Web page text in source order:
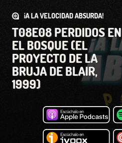
¡A LA VELOCIDAD ABSURDA!
T08E08 PERDIDOS EN
EL BOSQUE (EL
PROYECTO DE LA
BRUJA DE BLAIR,
1999)